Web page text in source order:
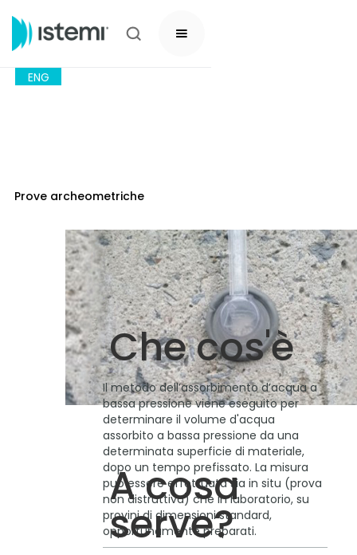
ENG
Prove archeometriche
Che cos'è
Il metodo dell’assorbimento d’acqua a
bassa pressione viene eseguito per
determinare il volume d'acqua
assorbito a bassa pressione da una
determinata superficie di materiale,
dopo un tempo prefissato. La misura
può essere effettuata sia in situ (prova
non distruttiva) che in laboratorio, su
provini di dimensioni standard,
opportunamente preparati.
A cosa
serve?